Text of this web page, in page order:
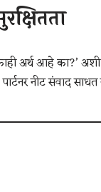
अर्थ आहे का?’
नीट संवाद